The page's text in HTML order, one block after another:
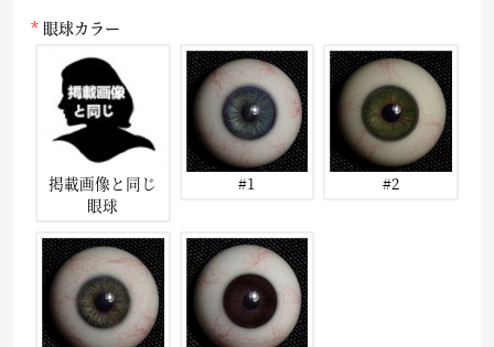
眼球カラー
掲載画像と同じ
眼球
#1 #2